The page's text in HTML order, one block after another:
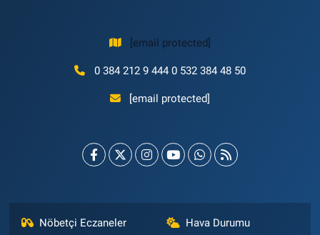
[email protected]
0 384 212 9 444 0 532 384 48 50
[email protected]
Nöbetçi Eczaneler Hava Durumu